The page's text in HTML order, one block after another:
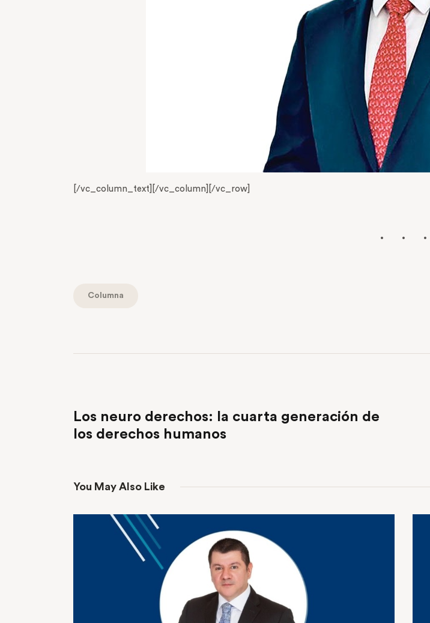
[/vc_column_text][/vc_column][/vc_row]
Columna
Los neuro derechos: la cuarta generación de
los derechos humanos
You May Also Like